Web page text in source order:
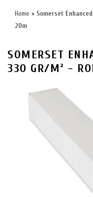
Home » Somerset
20m
SOMERSET
330 GR/M² -